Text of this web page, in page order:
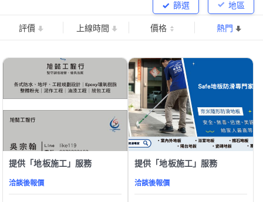
地區
篩選
評價 上線時間 價格 熱門
提供「地板施工」服務
洽談後報價
提供「地板施工」服務
洽談後報價